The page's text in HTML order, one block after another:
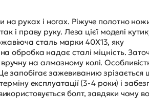
на руках і ногах. Ріжуче полотно
і праву руку. Леза цієї моделі
сталь марки 40Х13, яку
обробка надає сталі міцність.
на алмазному колі.
запобігає зажевиванию зрізається
експлуатації (3-4 роки) і
болт, завдяки чому